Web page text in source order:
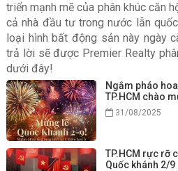
triển mạnh mẽ của phân khúc căn
cả nhà đầu tư trong nước lẫn
loại hình bất động sản này ngày
trả lời sẽ được Premier Realty
dưới đây!
Ngắm pháo
TP.HCM chào
31/08/2025
TP.HCM rực rỡ
Quốc khánh 2/9